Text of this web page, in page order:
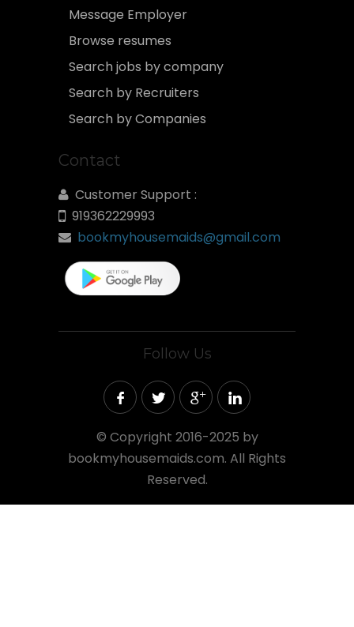
Message Employer
Browse resumes
Search jobs by company
Search by Recruiters
Search by Companies
Contact
Customer Support :
919362229993
bookmyhousemaids@gmail.com
Follow Us
© Copyright 2016-2025 by
bookmyhousemaids.com. All Rights
Reserved.